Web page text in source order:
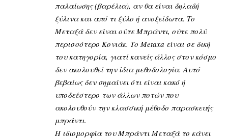
παλαίωσης (βαρέλια), αν θα είναι δηλαδή
ξύλινα και από τι ξύλο ή ανοξείδωτα. Το
Μεταξά δεν είναι ούτε Μπράντι, ούτε πολύ
περισσότερο Κονιάκ. Το Metaxa είναι σε δική
του κατηγορία, γιατί κανείς άλλος στον κόσμο
δεν ακολουθεί την ίδια μεθοδολογία. Αυτό
βεβαίως δεν σημαίνει ότι είναι κακό ή
υποδεέστερο των άλλων ποτών που
ακολουθούν την κλασσική μέθοδο παρασκευής
μπράντι.
Η ιδιομορφία του Μπράντι Μεταξά το κάνει